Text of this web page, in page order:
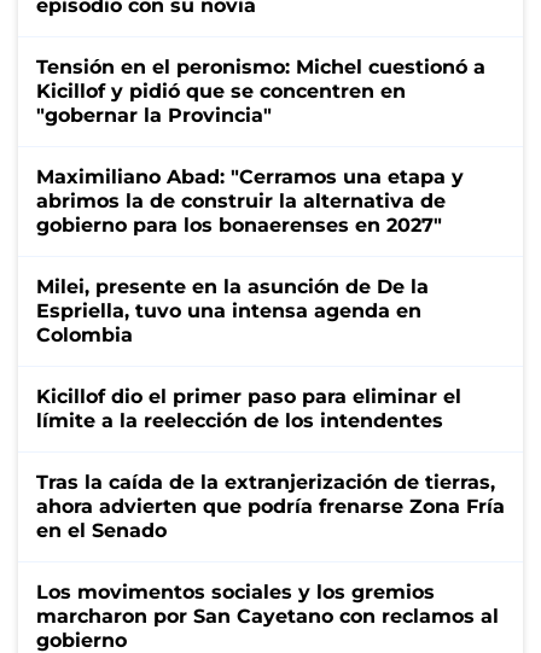
episodio con su novia
Tensión en el peronismo: Michel cuestionó a
Kicillof y pidió que se concentren en
"gobernar la Provincia"
Maximiliano Abad: "Cerramos una etapa y
abrimos la de construir la alternativa de
gobierno para los bonaerenses en 2027"
Milei, presente en la asunción de De la
Espriella, tuvo una intensa agenda en
Colombia
Kicillof dio el primer paso para eliminar el
límite a la reelección de los intendentes
Tras la caída de la extranjerización de tierras,
ahora advierten que podría frenarse Zona Fría
en el Senado
Los movimentos sociales y los gremios
marcharon por San Cayetano con reclamos al
gobierno